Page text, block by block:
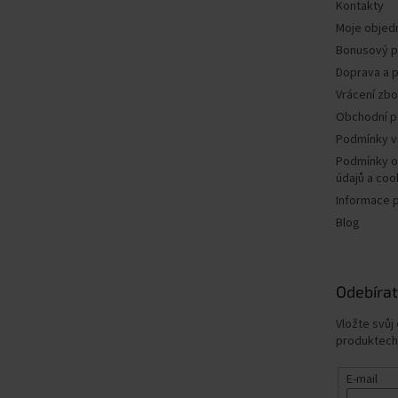
Kontakty
Moje
Bonusový
Doprava a
Vrácení
Obchodní
Podmínky
Podmínky
údajů a
Informace
Blog
Vložte svůj
E-mail